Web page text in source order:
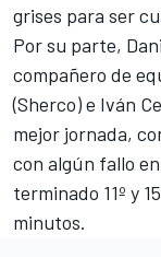
grises para ser
Por su parte,
compañero de
(Sherco) e Iván
mejor jornada,
con algún fallo
terminado 11º y
minutos.